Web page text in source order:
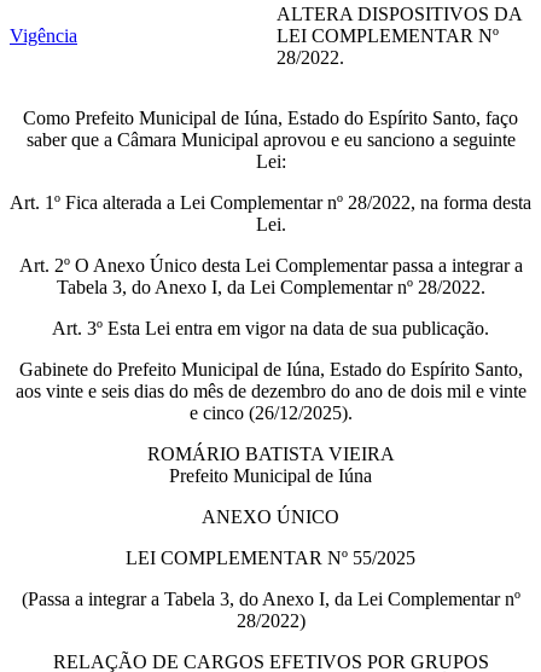
Vigência
ALTERA DISPOSITIVOS DA
LEI COMPLEMENTAR Nº
28/2022.
Como Prefeito Municipal de Iúna, Estado do Espírito Santo, faço
saber que a Câmara Municipal aprovou e eu sanciono a seguinte
Lei:
Art. 1º Fica alterada a Lei Complementar nº 28/2022, na forma desta
Lei.
Art. 2º O Anexo Único desta Lei Complementar passa a integrar a
Tabela 3, do Anexo I, da Lei Complementar nº 28/2022.
Art. 3º Esta Lei entra em vigor na data de sua publicação.
Gabinete do Prefeito Municipal de Iúna, Estado do Espírito Santo,
aos vinte e seis dias do mês de dezembro do ano de dois mil e vinte
e cinco (26/12/2025).
ROMÁRIO BATISTA VIEIRA
Prefeito Municipal de Iúna
ANEXO ÚNICO
LEI COMPLEMENTAR Nº 55/2025
(Passa a integrar a Tabela 3, do Anexo I, da Lei Complementar nº
28/2022)
RELAÇÃO DE CARGOS EFETIVOS POR GRUPOS